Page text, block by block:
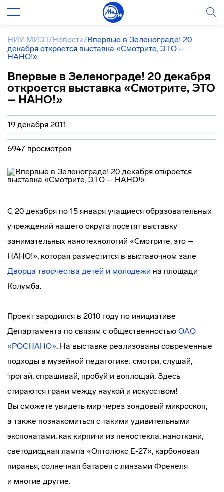
НИУ МИЭТ/Новости/Впервые в Зеленограде! 20
декабря откроется выставка «Смотрите, ЭТО –
НАНО!»
Впервые в Зеленограде! 20 декабря
откроется выставка «Смотрите, ЭТО
– НАНО!»
19 декабря 2011
6947 просмотров
С 20 декабря по 15 января учащиеся образовательных
учреждений нашего округа посетят выставку
занимательных нанотехнологий «Смотрите, это –
НАНО!», которая разместится в выставочном зале
Дворца творчества детей и молодежи на площади
Колумба.
Проект зародился в 2010 году по инициативе
Департамента по связям с общественностью ОАО
«РОСНАНО». На выставке реализованы современные
подходы в музейной педагогике: смотри, слушай,
трогай, спрашивай, пробуй и воплощай. Здесь
стираются грани между наукой и искусством!
Вы сможете увидеть мир через зондовый микроскоп,
а также познакомиться с такими удивительными
экспонатами, как кирпичи из пеностекла, наноткани,
светодиодная лампа «Оптолюкс Е-27», карбоновая
пиранья, солнечная батарея с линзами Френеля
и многие другие.